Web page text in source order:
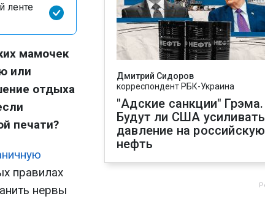
ленте
мамочек
или
отдыха
печати?
правилах
нервы
Дмитрий Сидоров
корреспондент РБК-Украина
"Адские санкции" Грэма.
Будут ли США усиливать
давление на российскую
нефть